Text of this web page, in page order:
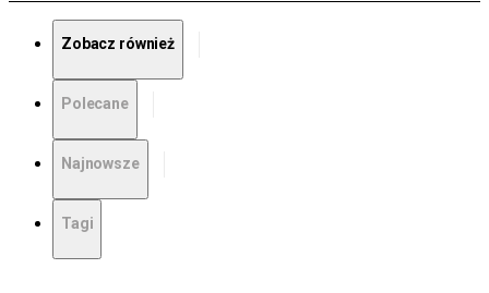
Zobacz również
Polecane
Najnowsze
Tagi